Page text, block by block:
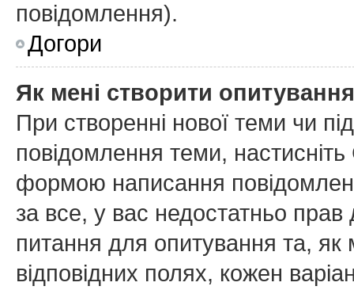
повідомлення).
Догори
Як мені створити
При створенні нової теми чи
повідомлення теми, настисніть
формою написання
за все, у вас недостатньо
питання для опитування та, як
відповідних полях, кожен